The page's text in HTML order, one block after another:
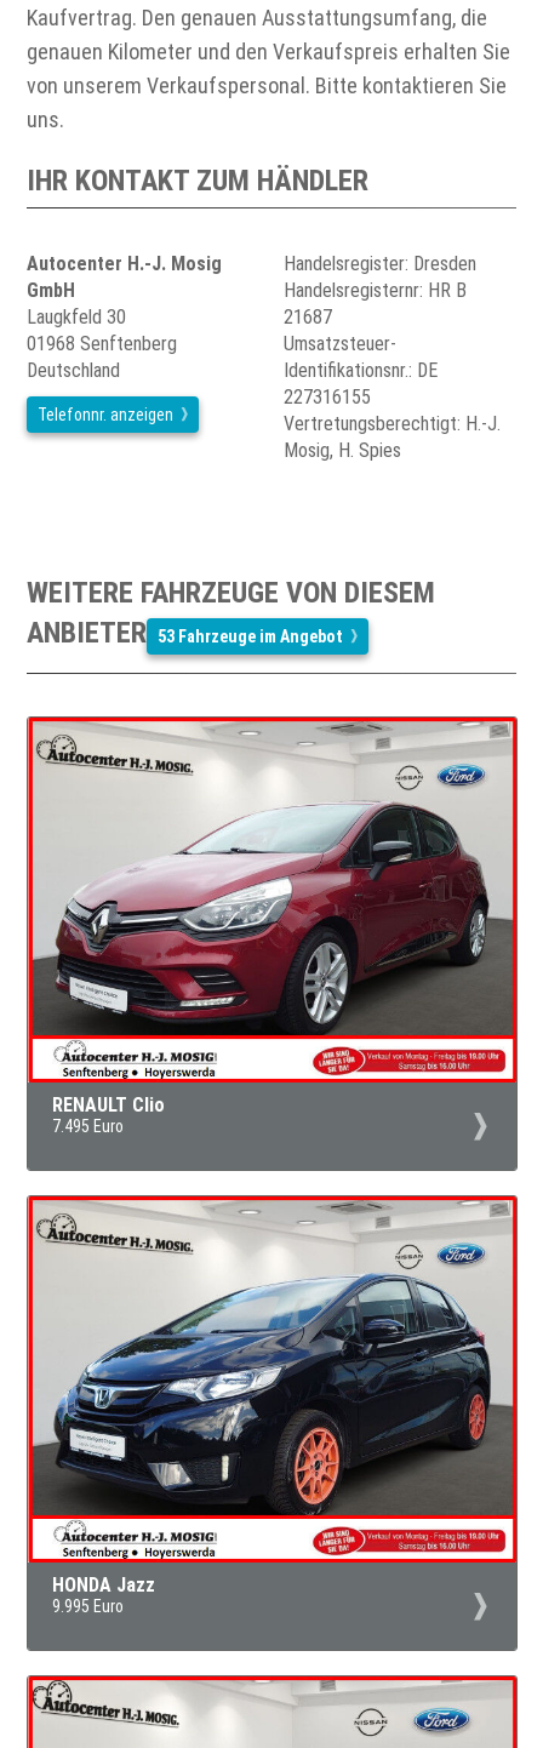
Kaufvertrag. Den genauen Ausstattungsumfang, die
genauen Kilometer und den Verkaufspreis erhalten Sie
von unserem Verkaufspersonal. Bitte kontaktieren Sie
uns.
IHR KONTAKT ZUM HÄNDLER
Autocenter H.-J. Mosig
GmbH
Laugkfeld 30
01968 Senftenberg
Deutschland
Telefonnr. anzeigen
Handelsregister: Dresden
Handelsregisternr: HR B
21687
Umsatzsteuer-
Identifikationsnr.: DE
227316155
Vertretungsberechtigt: H.-J.
Mosig, H. Spies
WEITERE FAHRZEUGE VON DIESEM
ANBIETER 53 Fahrzeuge im Angebot
RENAULT Clio
7.495 Euro
HONDA Jazz
9.995 Euro